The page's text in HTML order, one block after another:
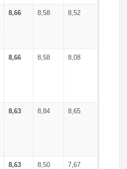
8,66 8,58 8,52
8,66 8,58 8,08
8,63 8,84 8,65
8,63 8,50 7,67